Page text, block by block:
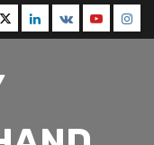
TwitterLinkedin
VK Youtube